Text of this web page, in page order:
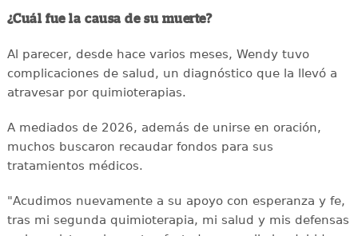
¿Cuál fue la causa de su muerte?
Al parecer, desde hace varios meses, Wendy tuvo
complicaciones de salud, un diagnóstico que la llevó a
atravesar por quimioterapias.
A mediados de 2026, además de unirse en oración,
muchos buscaron recaudar fondos para sus
tratamientos médicos.
"Acudimos nuevamente a su apoyo con esperanza y fe,
tras mi segunda quimioterapia, mi salud y mis defensas